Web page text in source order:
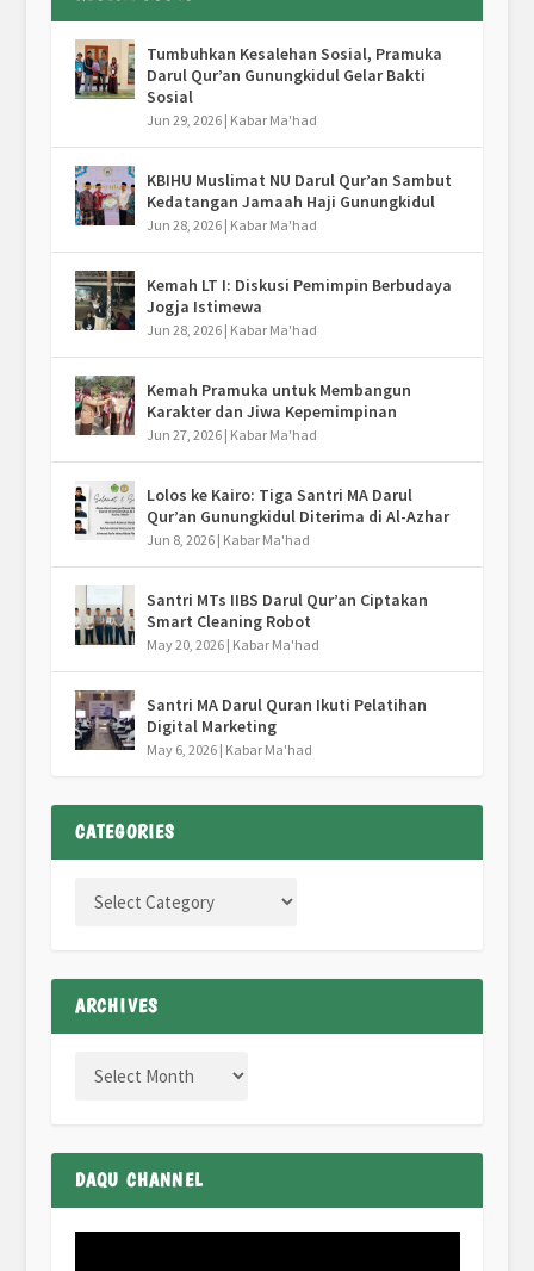
Tumbuhkan Kesalehan Sosial, Pramuka
Darul Qur’an Gunungkidul Gelar Bakti
Sosial
Jun 29, 2026| Kabar Ma'had
KBIHU Muslimat NU Darul Qur’an Sambut
Kedatangan Jamaah Haji Gunungkidul
Jun 28, 2026| Kabar Ma'had
Kemah LT I: Diskusi Pemimpin Berbudaya
Jogja Istimewa
Jun 28, 2026| Kabar Ma'had
Kemah Pramuka untuk Membangun
Karakter dan Jiwa Kepemimpinan
Jun 27, 2026| Kabar Ma'had
Lolos ke Kairo: Tiga Santri MA Darul
Qur’an Gunungkidul Diterima di Al-Azhar
Jun 8, 2026| Kabar Ma'had
Santri MTs IIBS Darul Qur’an Ciptakan
Smart Cleaning Robot
May 20, 2026| Kabar Ma'had
Santri MA Darul Quran Ikuti Pelatihan
Digital Marketing
May 6, 2026| Kabar Ma'had
CATEGORIES
ARCHIVES
DAQU CHANNEL